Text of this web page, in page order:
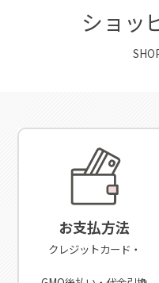
ショッ
お支払方法
クレジットカード・